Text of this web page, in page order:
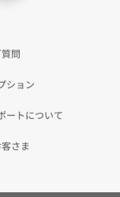
ターサ
への提
、弊社が
よびオー
問
ション
ートについて
さま